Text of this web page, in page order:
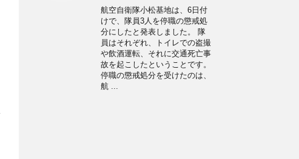
航空自衛隊小松基地は、6日付
けで、隊員3人を停職の懲戒処
分にしたと発表しました。 隊
員はそれぞれ、トイレでの盗撮
や飲酒運転、それに交通死亡事
故を起こしたということです。
停職の懲戒処分を受けたのは、
航 ...